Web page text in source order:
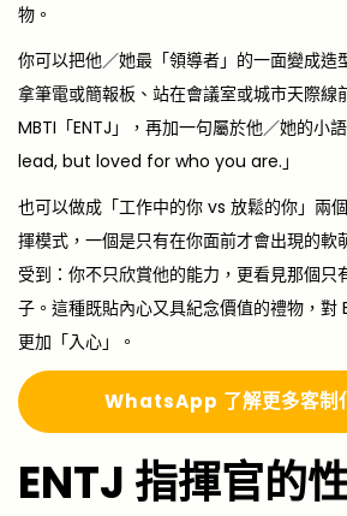
物。
你可以把他／她最「領導者」的一面變成造
拿筆電或簡報板、站在會議室或城市天際線
MBTI「ENTJ」，再加一句屬於他／她的小
lead, but loved for who you are.」
也可以做成「工作中的你 vs 放鬆的你」兩
揮模式，一個是只有在你面前才會出現的軟
受到：你不只欣賞他的能力，更看見那個只
子。這種既貼內心又具紀念價值的禮物，對
更加「入心」。
WhatsApp 了解更多客制
ENTJ 指揮官的